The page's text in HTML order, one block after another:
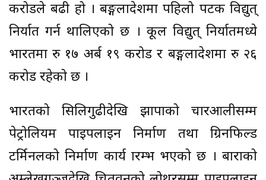
करोडले बढी हो । बङ्गलादेशमा पहिलो पटक विद्युत्
निर्यात गर्न थालिएको छ । कूल विद्युत् निर्यातमध्ये
भारतमा रु १७ अर्ब १९ करोड र बङ्गलादेशमा रु २६
करोड रहेको छ ।
भारतको सिलिगुढीदेखि झापाको चारआलीसम्म
पेट्रोलियम पाइपलाइन निर्माण तथा ग्रिनफिल्ड
टर्मिनलको निर्माण कार्य प्रारम्भ भएको छ । बाराको